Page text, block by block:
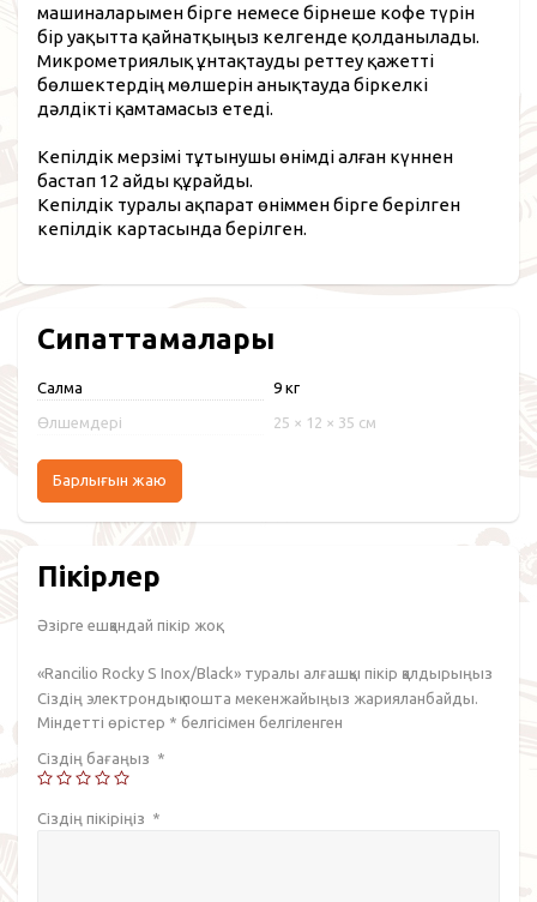
машиналарымен бірге немесе бірнеше кофе түрін
бір уақытта қайнатқыңыз келгенде қолданылады.
Микрометриялық ұнтақтауды реттеу қажетті
бөлшектердің мөлшерін анықтауда біркелкі
дәлдікті қамтамасыз етеді.
Кепілдік мерзімі тұтынушы өнімді алған күннен
бастап 12 айды құрайды.
Кепілдік туралы ақпарат өніммен бірге берілген
кепілдік картасында берілген.
Сипаттамалары
Салмақ 9 кг
Өлшемдері 25 × 12 × 35 см
Барлығын жаю
Пікірлер
Әзірге ешқандай пікір жоқ.
«Rancilio Rocky S Inox/Black» туралы алғашқы пікір қалдырыңыз
Сіздің электрондық пошта мекенжайыңыз жарияланбайды.
Міндетті өрістер * белгісімен белгіленген
Сіздің бағаңыз *
Сіздің пікіріңіз *